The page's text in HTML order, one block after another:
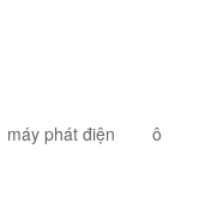
máy phát điện
ô